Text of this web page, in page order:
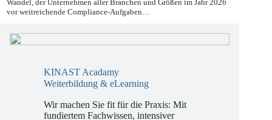
Die europäische Regulierungslandschaft befindet sich in einem
Wandel, der Unternehmen aller Branchen und Größen im Jahr 2026
KINAST Acadamy